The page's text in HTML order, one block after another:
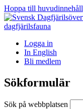
Hoppa till huvudinnehåll
Logga in
In English
Bli medlem
Sökformulär
Sök på webbplatsen